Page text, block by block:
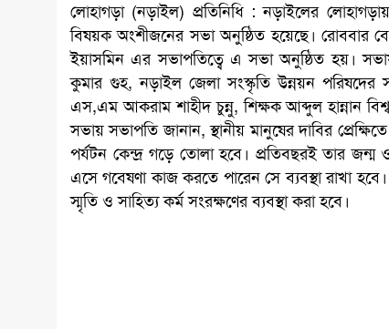
লোহাগড়া (নড়াইল) প্রতিনিধি : নড়াইলের লোহাগড়ায়
বিষয়ক অংশীজনের সভা অনুষ্ঠিত হয়েছে। রোববার
ইয়াসমিন এর সভাপতিত্বে এ সভা অনুষ্ঠিত হয়। সভায়
কুমার গুহ, নড়াইল জেলা সংস্কৃতি উন্নয়ন
এস,এম আকরাম শাহীদ চুন্নু, শিক্ষক আব্দুল হান্নান
সভায় সভাপতি জানান, স্থানীয় মানুষের দাবির
পর্যটন কেন্দ্র গড়ে তোলা হবে। প্রতিবছরই তার
এসে গবেষণা কাজ করতে পারেন সে ব্যবস্থা রাখা
স্মৃতি ও সাহিত্য কর্ম সংরক্ষণের ব্যবস্থা করা হবে।